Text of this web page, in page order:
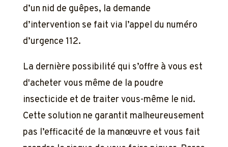
d’un nid de guêpes, la demande
d’intervention se fait via l’appel du numéro
d’urgence 112.
La dernière possibilité qui s’offre à vous est
d'acheter vous même de la poudre
insecticide et de traiter vous-même le nid.
Cette solution ne garantit malheureusement
pas l’efficacité de la manœuvre et vous fait